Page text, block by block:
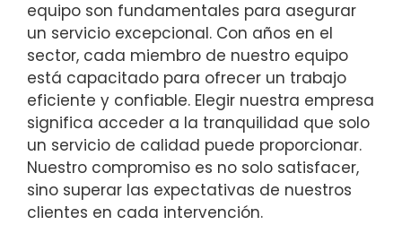
equipo son fundamentales para asegurar
un servicio excepcional. Con años en el
sector, cada miembro de nuestro equipo
está capacitado para ofrecer un trabajo
eficiente y confiable. Elegir nuestra empresa
significa acceder a la tranquilidad que solo
un servicio de calidad puede proporcionar.
Nuestro compromiso es no solo satisfacer,
sino superar las expectativas de nuestros
clientes en cada intervención.